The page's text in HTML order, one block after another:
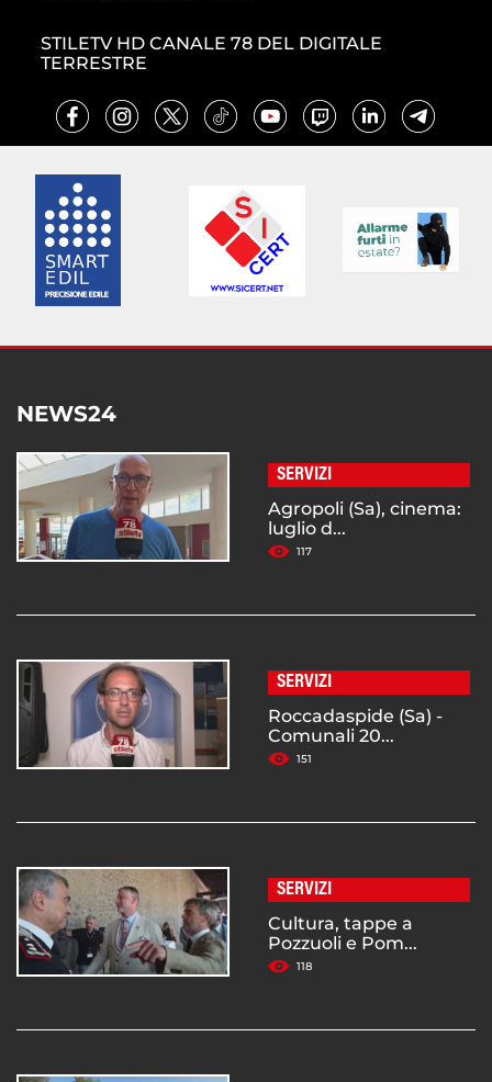
STILETV HD CANALE 78 DEL DIGITALE
TERRESTRE
NEWS24
SERVIZI
Agropoli (Sa), cinema:
luglio d...
117
SERVIZI
Roccadaspide (Sa) -
Comunali 20...
151
SERVIZI
Cultura, tappe a
Pozzuoli e Pom...
118